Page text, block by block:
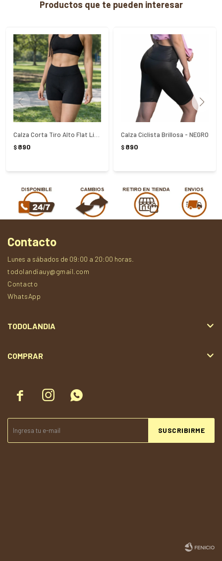
Productos que te pueden interesar
$ 890
Calza Ciclista Brillosa - NEGRO
$ 890
  
SUSCRIBIRME
Contacto
Lunes a sábados de 09:00 a 20:00 horas.
todolandiauy@gmail.com
Contacto
WhatsApp
TODOLANDIA
COMPRAR